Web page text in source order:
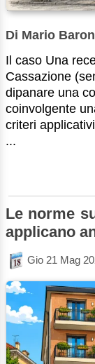
Di Mario
Il caso Una
Cassazione
dipanare una
coinvolgente
criteri
...
Le norme
applicano
Gio 21 Mag